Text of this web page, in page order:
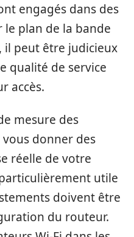
engagés dans des
le plan de la bande
il peut être judicieux
qualité de service
accès.
mesure des
donner des
réelle de votre
utile
doivent être
du routeur.